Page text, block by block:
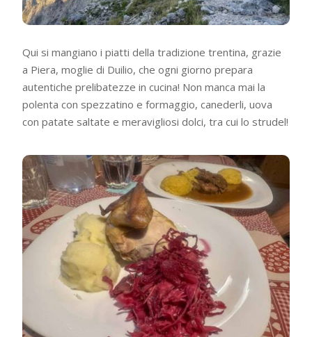
Qui si mangiano i piatti della tradizione trentina, grazie
a Piera, moglie di Duilio, che ogni giorno prepara
autentiche prelibatezze in cucina! Non manca mai la
polenta con spezzatino e formaggio, canederli, uova
con patate saltate e meravigliosi dolci, tra cui lo strudel!